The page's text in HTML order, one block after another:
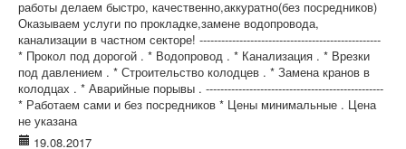
работы делаем быстро, качественно,аккуратно(без посредников)
Оказываем услуги по прокладке,замене водопровода,
канализации в частном секторе! --------------------------------------------------
* Прокол под дорогой . * Водопровод . * Канализация . * Врезки
под давлением . * Строительство колодцев . * Замена кранов в
колодцах . * Аварийные порывы . -------------------------------------------------
* Работаем сами и без посредников * Цены минимальные . Цена
не указана
19.08.2017